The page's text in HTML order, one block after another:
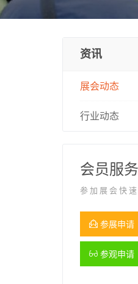
资讯
展会动态
行业动态
会员服务
参加展会快
参展申请
参观申请